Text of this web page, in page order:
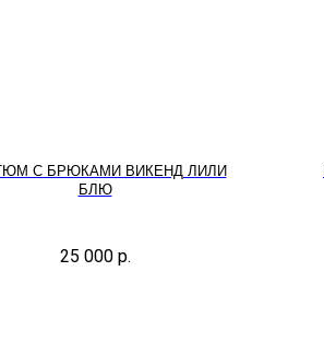
С БРЮКАМИ ВИКЕНД ЛИЛИ
БЛЮ
25 000 р.